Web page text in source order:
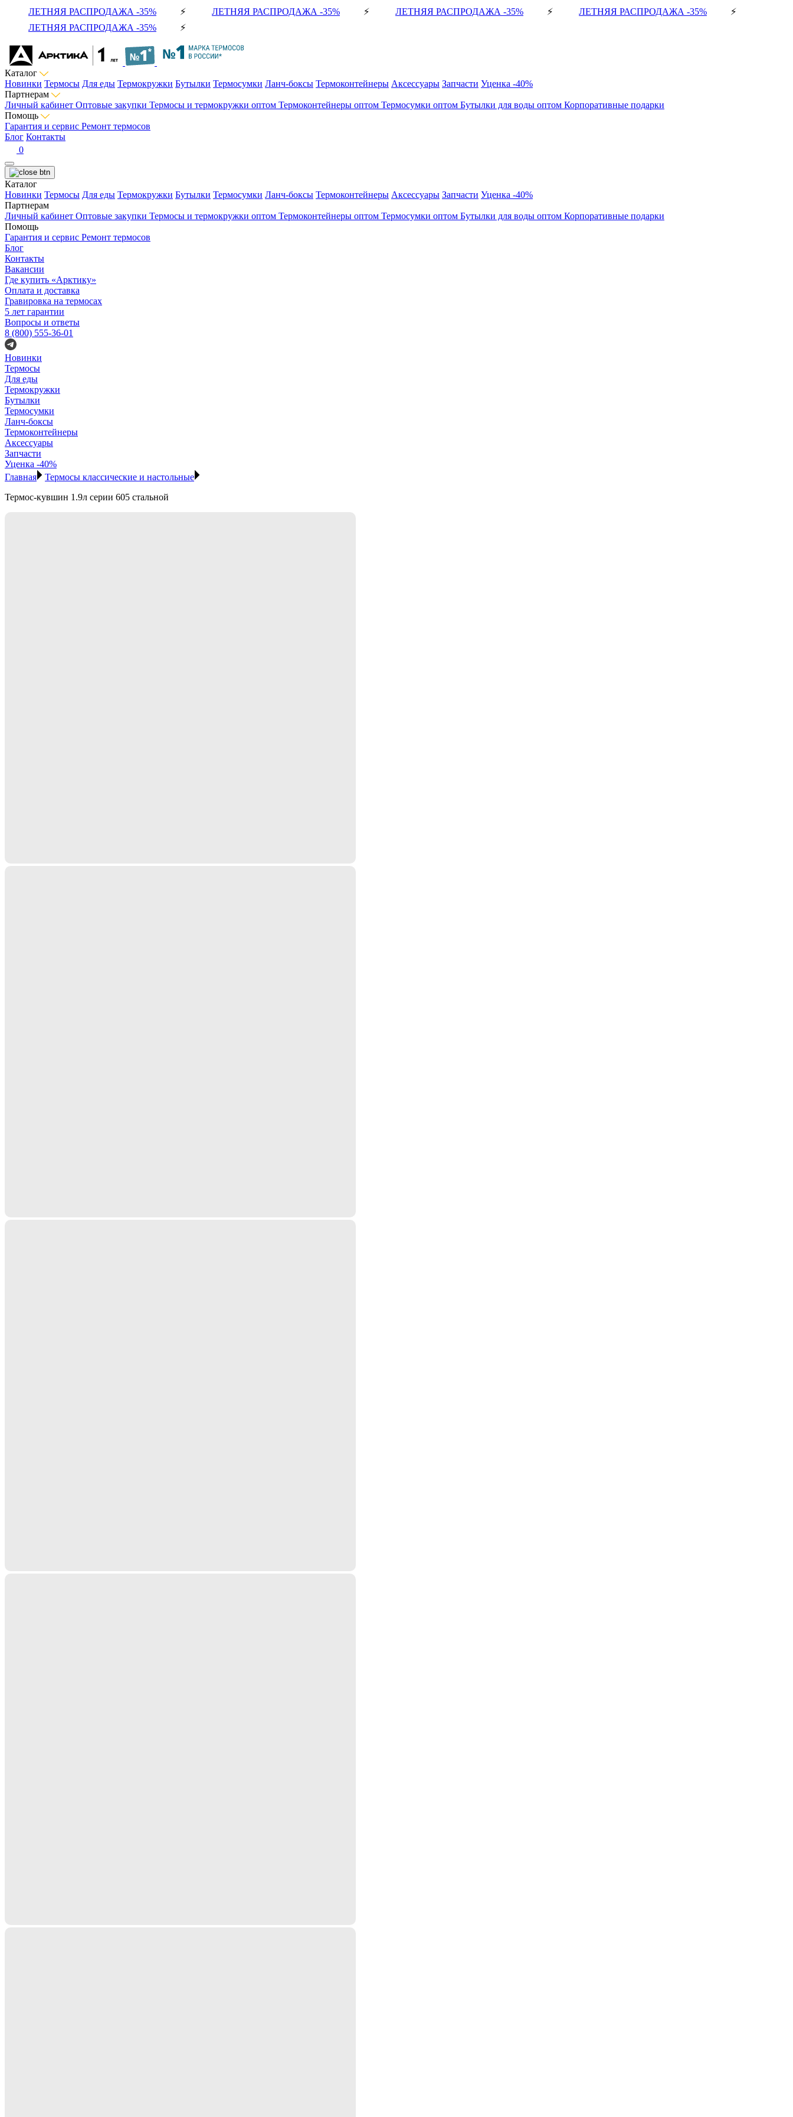
ЛЕТНЯЯ РАСПРОДАЖА -35% ⚡ ЛЕТНЯЯ РАСПРОДАЖА -35% ⚡ ЛЕТНЯЯ РАСПРОДАЖА -35% ⚡ ЛЕТНЯЯ РАСПРОДАЖА -35% ⚡
ЛЕТНЯЯ РАСПРОДАЖА -35% ⚡
Каталог
Новинки Термосы Для еды Термокружки Бутылки Термосумки Ланч-боксы Термоконтейнеры Аксессуары Запчасти Уценка -40%
Партнерам
Личный кабинет Оптовые закупки Термосы и термокружки оптом Термоконтейнеры оптом Термосумки оптом Бутылки для воды оптом Корпоративные подарки
Помощь
Гарантия и сервис Ремонт термосов
Блог Контакты
0
Каталог
Новинки Термосы Для еды Термокружки Бутылки Термосумки Ланч-боксы Термоконтейнеры Аксессуары Запчасти Уценка -40%
Партнерам
Личный кабинет Оптовые закупки Термосы и термокружки оптом Термоконтейнеры оптом Термосумки оптом Бутылки для воды оптом Корпоративные подарки
Помощь
Гарантия и сервис Ремонт термосов
Блог
Контакты
Вакансии
Где купить «Арктику»
Оплата и доставка
Гравировка на термосах
5 лет гарантии
Вопросы и ответы
8 (800) 555-36-01
Новинки
Термосы
Для еды
Термокружки
Бутылки
Термосумки
Ланч-боксы
Термоконтейнеры
Аксессуары
Запчасти
Уценка -40%
Главная
Термосы классические и настольные
Термос-кувшин 1.9л серии 605 стальной